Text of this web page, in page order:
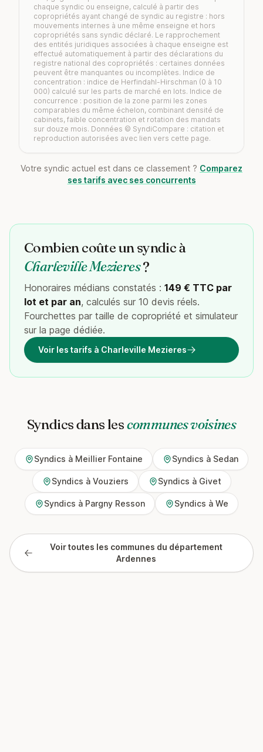
chaque syndic ou enseigne, calculé à partir des
copropriétés ayant changé de syndic au registre : hors
mouvements internes à une même enseigne et hors
copropriétés sans syndic déclaré. Le rapprochement
des entités juridiques associées à chaque enseigne est
effectué automatiquement à partir des déclarations du
registre national des copropriétés : certaines données
peuvent être manquantes ou incomplètes. Indice de
concentration : indice de Herfindahl-Hirschman (0 à 10
000) calculé sur les parts de marché en lots. Indice de
concurrence : position de la zone parmi les zones
comparables du même échelon, combinant densité de
cabinets, faible concentration et rotation des mandats
sur douze mois. Données © SyndiCompare : citation et
reproduction autorisées avec lien vers cette page.
Votre syndic actuel est dans ce classement ? Comparez
ses tarifs avec ses concurrents
Combien coûte un syndic à
Charleville Mezieres?
Honoraires médians constatés : 149 € TTC par
lot et par an, calculés sur 10 devis réels.
Fourchettes par taille de copropriété et simulateur
sur la page dédiée.
Voir les tarifs à Charleville Mezieres
Syndics dans lescommunes voisines
Syndics à Meillier Fontaine Syndics à Sedan
Syndics à Vouziers Syndics à Givet
Syndics à Pargny Resson Syndics à We
Voir toutes les communes du département
Ardennes